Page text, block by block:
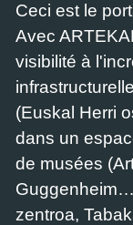
Ceci est le
Avec
visibilité à
(Euskal Herri
dans un
de musées
zentroa,